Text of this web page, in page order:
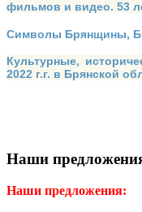
фильмов и видео. 53
Символы Брянщины,
Культурные,
2022 г.г. в Брянской
Наши
Наши предложения: